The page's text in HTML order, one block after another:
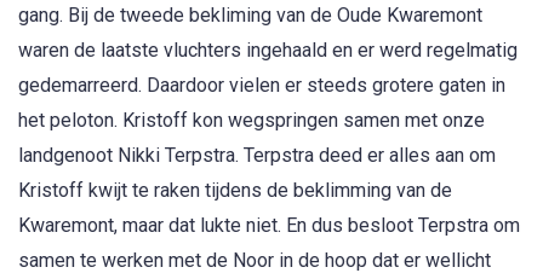
gang. Bij de tweede bekliming van de Oude Kwaremont
waren de laatste vluchters ingehaald en er werd regelmatig
gedemarreerd. Daardoor vielen er steeds grotere gaten in
het peloton. Kristoff kon wegspringen samen met onze
landgenoot Nikki Terpstra. Terpstra deed er alles aan om
Kristoff kwijt te raken tijdens de beklimming van de
Kwaremont, maar dat lukte niet. En dus besloot Terpstra om
samen te werken met de Noor in de hoop dat er wellicht